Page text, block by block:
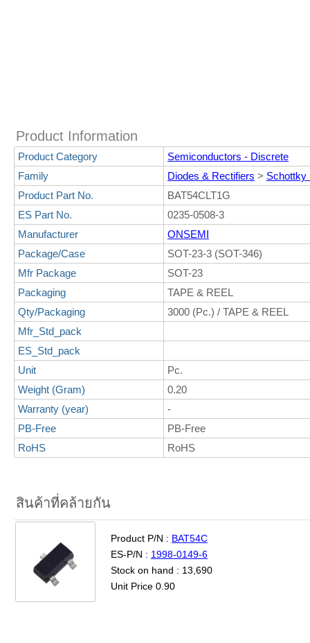
Product Information
Product Category
Semiconductors - Discrete
Family
Diodes & Rectifiers > Schottky
Product Part No.
BAT54CLT1G
ES Part No.
0235-0508-3
Manufacturer
ONSEMI
Package/Case
SOT-23-3 (SOT-346)
Mfr Package
SOT-23
Packaging
TAPE & REEL
Qty/Packaging
3000 (Pc.) / TAPE & REEL
Mfr_Std_pack
ES_Std_pack
Unit
Pc.
Weight (Gram)
0.20
Warranty (year)
-
PB-Free
PB-Free
RoHS
RoHS
สินค้าที่คล้ายกัน
Product P/N : BAT54C
ES-P/N : 1998-0149-6
Stock on hand : 13,690
Unit Price 0.90